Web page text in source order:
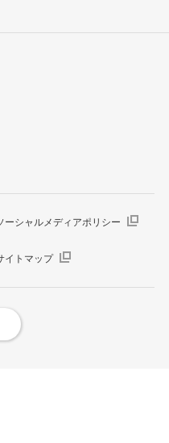
ーシャルメディアポリシー
イトマップ